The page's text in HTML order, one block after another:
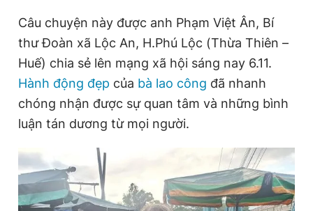
Tiện ích Bạn cần biết
Thông tin tòa soạn Liên hệ quảng cáo
Đọc Thanh Niên trên điện thoại
Câu chuyện này được anh Phạm Việt Ân, Bí
thư Đoàn xã Lộc An, H.Phú Lộc (Thừa Thiên –
Huế) chia sẻ lên mạng xã hội sáng nay 6.11.
Hành động đẹp của bà lao công đã nhanh
chóng nhận được sự quan tâm và những bình
luận tán dương từ mọi người.